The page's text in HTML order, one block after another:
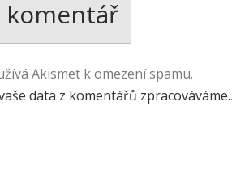
Akismet k omezení spamu.
data z komentářů zpracováváme..